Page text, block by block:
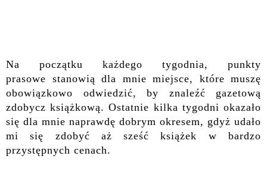
Na początku każdego tygodnia, punkty
prasowe stanowią dla mnie miejsce, które muszę
obowiązkowo odwiedzić, by znaleźć gazetową
zdobycz książkową. Ostatnie kilka tygodni okazało
się dla mnie naprawdę dobrym okresem, gdyż udało
mi się zdobyć aż sześć książek w bardzo
przystępnych cenach.